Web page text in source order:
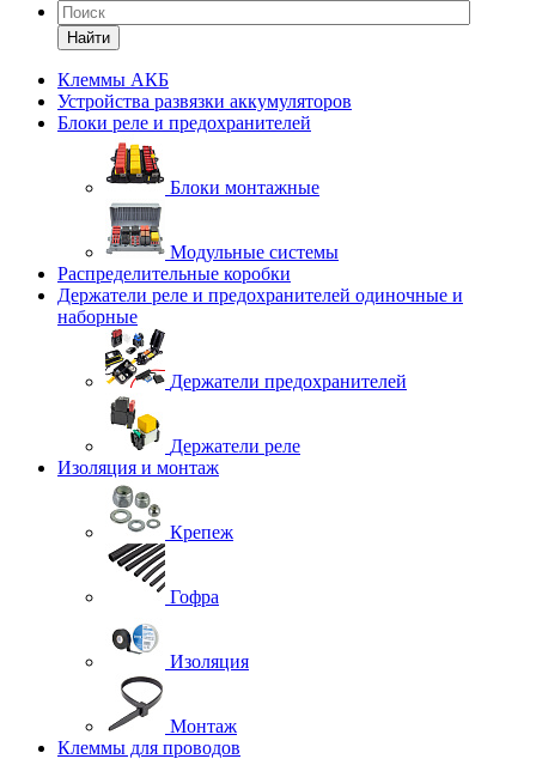
Найти
Клеммы АКБ
Устройства развязки аккумуляторов
Блоки реле и предохранителей
Блоки монтажные
Модульные системы
Распределительные коробки
Держатели реле и предохранителей одиночные и
наборные
Держатели предохранителей
Держатели реле
Изоляция и монтаж
Крепеж
Гофра
Изоляция
Монтаж
Клеммы для проводов